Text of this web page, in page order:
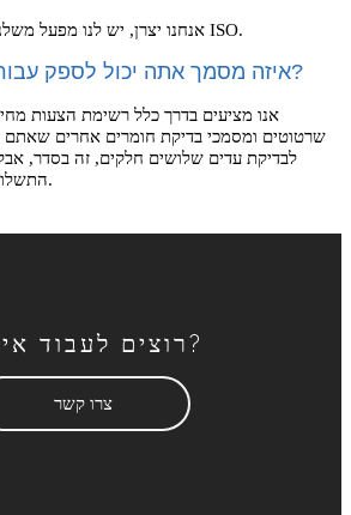
אנחנו יצרן, יש לנו מפעל משלנו, עברנו הסמכת מערכת ISO.
16. איזה מסמך אתה יכול לספק עבור הצעת המחיר?
אנו מציעים בדרך כלל רשימת הצעות מחיר,
שרטוטים ומסמכי בדיקת חומרים אחרים שאתם
לבדיקת עדים שלושים חלקים, זה בסדר,
התשלום עבור שלושים הצדדים.
רוצים לעבוד איתנו?
צרו קשר